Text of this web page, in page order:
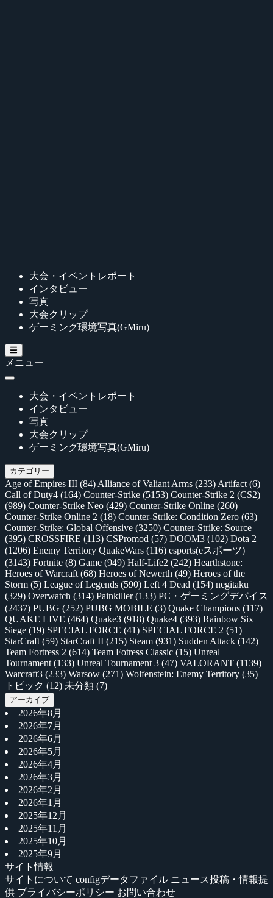
大会・イベントレポート
インタビュー
写真
大会クリップ
ゲーミング環境写真(GMiru)
メニュー
大会・イベントレポート
インタビュー
写真
大会クリップ
ゲーミング環境写真(GMiru)
カテゴリー
Age of Empires III (84) Alliance of Valiant Arms (233) Artifact (6)
Call of Duty4 (164) Counter-Strike (5153) Counter-Strike 2 (CS2)
(989) Counter-Strike Neo (429) Counter-Strike Online (260)
Counter-Strike Online 2 (18) Counter-Strike: Condition Zero (63)
Counter-Strike: Global Offensive (3250) Counter-Strike: Source
(395) CROSSFIRE (113) CSPromod (57) DOOM3 (102) Dota 2
(1206) Enemy Territory QuakeWars (116) esports(eスポーツ)
(3143) Fortnite (8) Game (949) Half-Life2 (242) Hearthstone:
Heroes of Warcraft (68) Heroes of Newerth (49) Heroes of the
Storm (5) League of Legends (590) Left 4 Dead (154) negitaku
(329) Overwatch (314) Painkiller(133) PC・ゲーミングデバイス
(2437) PUBG (252) PUBG MOBILE (3) Quake Champions (117)
QUAKE LIVE (464) Quake3 (918) Quake4 (393) Rainbow Six
Siege (19) SPECIAL FORCE (41) SPECIAL FORCE 2 (51)
StarCraft (59) StarCraft II (215) Steam (931) Sudden Attack (142)
Team Fortress 2 (614) Team Fotress Classic (15) Unreal
Tournament (133) Unreal Tournament 3 (47) VALORANT (1139)
Warcraft3 (233) Warsow (271) Wolfenstein: Enemy Territory (35)
トピック (12) 未分類 (7)
アーカイブ
2026年8月
2026年7月
2026年6月
2026年5月
2026年4月
2026年3月
2026年2月
2026年1月
2025年12月
2025年11月
2025年10月
2025年9月
サイト情報
サイトについて configデータファイル ニュース投稿・情報提
供 プライバシーポリシー お問い合わせ